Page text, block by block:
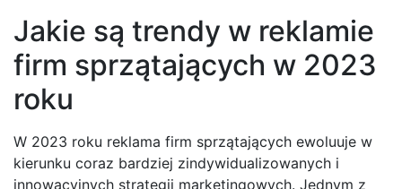
Jakie są trendy w reklamie
firm sprzątających w 2023
roku
W 2023 roku reklama firm sprzątających ewoluuje w
kierunku coraz bardziej zindywidualizowanych i
innowacyjnych strategii marketingowych. Jednym z